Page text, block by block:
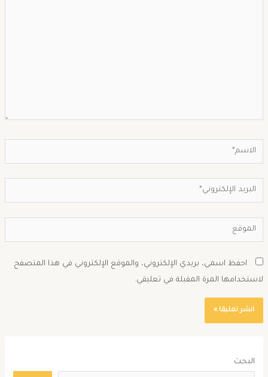
احفظ اسمي، بريدي الإلكتروني، والموقع الإلكتروني في هذا المتصفح
المرة المقبلة في تعليقي.
البحث